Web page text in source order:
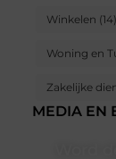
Winkelen (14)
Woning en
Zakelijke
MEDIA EN